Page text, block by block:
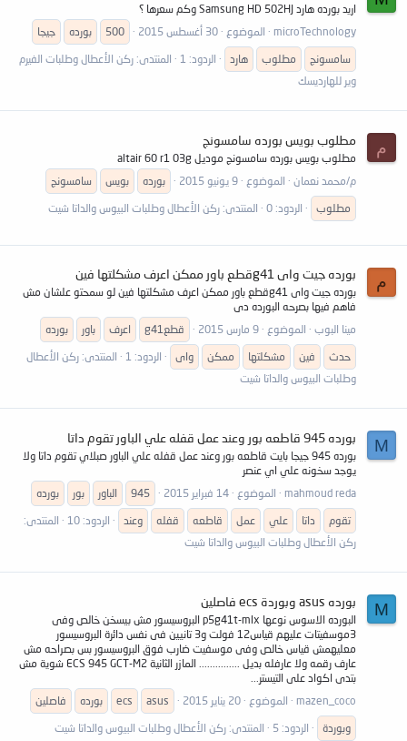
اريد بورده هارد Samsung HD 502HJ وكم سعرها ؟
microTechnology
الموضوع 30 أغسطس 2015 500 بورده
جيجا
سامسونج
مطلوب هارد الردود: 1 المنتدى: ركن الأعطال وطلبات الفيرم
وير للهارديسك
م مطلوب بويس بورده سامسونج
مطلوب بويس بورده سامسونج موديل altair 60 r1 03g
م/محمد نعمان
الموضوع 9 يونيو 2015 بورده بويس
سامسونج
مطلوب
الردود: 0 المنتدى: ركن الأعطال وطلبات البيوس والداتا شيت
م بورده جيت واى g41قطع باور ممكن اعرف مشكلتها فين
بورده جيت واى g41قطع باور ممكن اعرف مشكلتها فين لو سمحتو علشان مش
فاهم فيها بصرحه البورده دى
مينا البوب
الموضوع 9 مارس 2015 g41قطع اعرف باور
بورده
حدث
فين مشكلتها ممكن واى الردود: 1 المنتدى: ركن الأعطال
وطلبات البيوس والداتا شيت
M بورده 945 قاطعه بور وعند عمل قفله علي الباور تقوم داتا
بورده 945 جيجا بايت قاطعه بور وعند عمل قفله علي الباور صبلاي تقوم داتا ولا
يوجد سخونه علي اي عنصر
mahmoud reda
الموضوع 14 فبراير 2015 945 الباور بور
بورده
تقوم
داتا علي عمل قاطعه قفله وعند الردود: 10
المنتدى:
ركن الأعطال وطلبات البيوس والداتا شيت
M بورده asus وبوردة ecs فاصلين
البورده الاسوس نوعها p5g41t-mlx البروسيسور مش بيسخن خالص وفى
3موسفيتات عليهم قياس12 فولت و3 تانيين فى نفس دائرة البروسيسور
معليهمش قياس خالص وفى موسفيت ضارب فوق البروسيسور بس بصراحه مش
عارف رقمه ولا عارفله بديل ............... المازر الثانية ECS 945 GCT-M2 شوية مش
بتدى اكواد على التيستر...
mazen_coco
الموضوع 20 يناير 2015 asus
ecs بورده
فاصلين
وبوردة
الردود: 5 المنتدى: ركن الأعطال وطلبات البيوس والداتا شيت